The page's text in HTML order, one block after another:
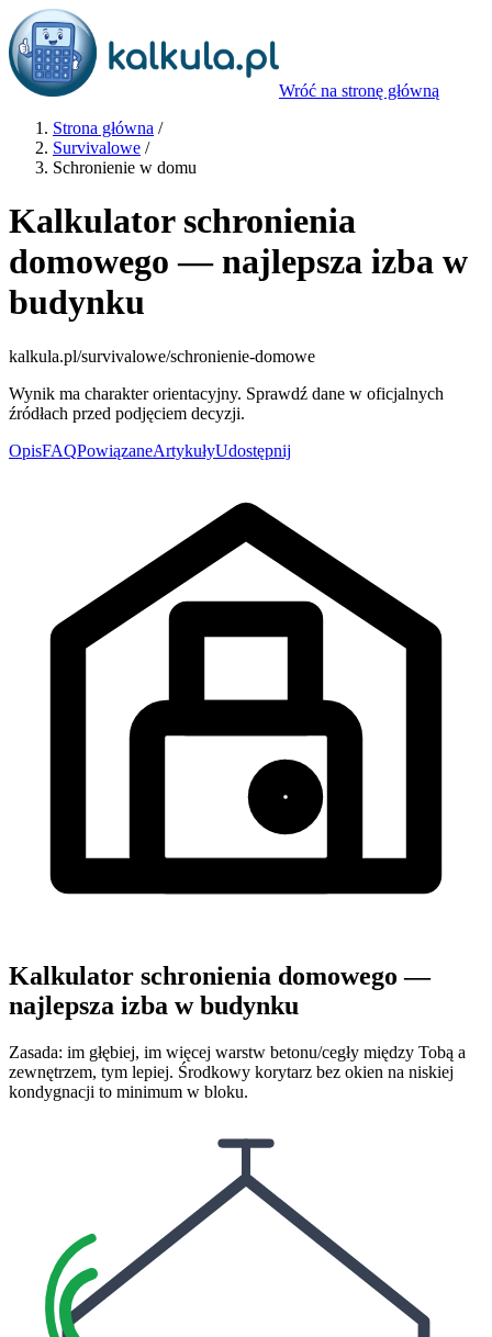
Wróć na stronę główną
Strona główna /
Survivalowe /
Schronienie w domu
Kalkulator schronienia
domowego — najlepsza izba w
budynku
kalkula.pl/survivalowe/schronienie-domowe
Wynik ma charakter orientacyjny. Sprawdź dane w oficjalnych
źródłach przed podjęciem decyzji.
OpisFAQPowiązaneArtykułyUdostępnij
Kalkulator schronienia domowego —
najlepsza izba w budynku
Zasada: im głębiej, im więcej warstw betonu/cegły między Tobą a
zewnętrzem, tym lepiej. Środkowy korytarz bez okien na niskiej
kondygnacji to minimum w bloku.